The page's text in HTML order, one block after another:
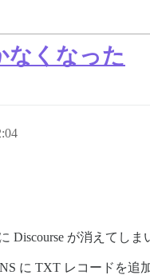
なくなった
Discourse が消えてし
に TXT レコードを